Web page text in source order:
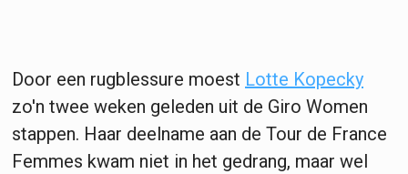
Door een rugblessure moest Lotte Kopecky
zo'n twee weken geleden uit de Giro Women
stappen. Haar deelname aan de Tour de France
Femmes kwam niet in het gedrang, maar wel